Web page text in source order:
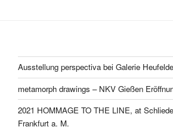
Ausstellung perspectiva bei Galerie
metamorph drawings – NKV Gießen
2021 HOMMAGE TO THE LINE, at
Frankfurt a. M.